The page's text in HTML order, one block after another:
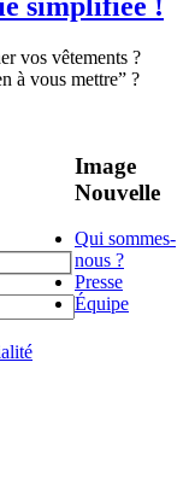
vos vêtements ?
à vous mettre” ?
Image
Nouvelle
Qui sommes-
nous ?
Presse
Équipe